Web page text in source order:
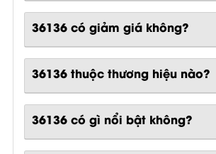
36136 có giảm giá không?
36136 thuộc thương hiệu nào?
36136có gì nổi bật không?